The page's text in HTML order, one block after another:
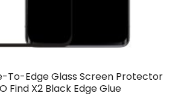
To-Edge Glass Screen Protector
Find X2 Black Edge Glue